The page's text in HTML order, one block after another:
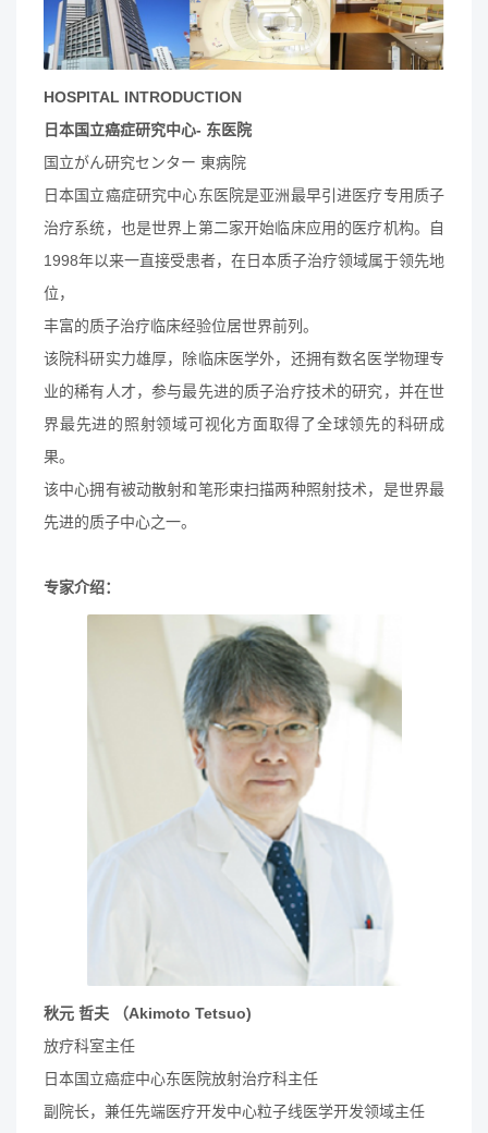
HOSPITAL INTRODUCTION
日本国立癌症研究中心- 东医院
国立がん研究センター 東病院
日本国立癌症研究中心东医院是亚洲最早引进医疗专用质子
治疗系统，也是世界上第二家开始临床应用的医疗机构。自
1998年以来一直接受患者，在日本质子治疗领域属于领先地
位，
丰富的质子治疗临床经验位居世界前列。
该院科研实力雄厚，除临床医学外，还拥有数名医学物理专
业的稀有人才，参与最先进的质子治疗技术的研究，并在世
界最先进的照射领域可视化方面取得了全球领先的科研成
果。
该中心拥有被动散射和笔形束扫描两种照射技术，是世界最
先进的质子中心之一。
专家介绍：
秋元 哲夫 （Akimoto Tetsuo)
放疗科室主任
日本国立癌症中心东医院放射治疗科主任
副院长，兼任先端医疗开发中心粒子线医学开发领域主任